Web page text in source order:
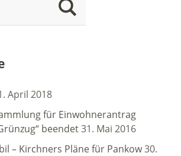
April 2018
für Einwohnerantrag
beendet31. Mai 2016
– Kirchners Pläne für Pankow30.